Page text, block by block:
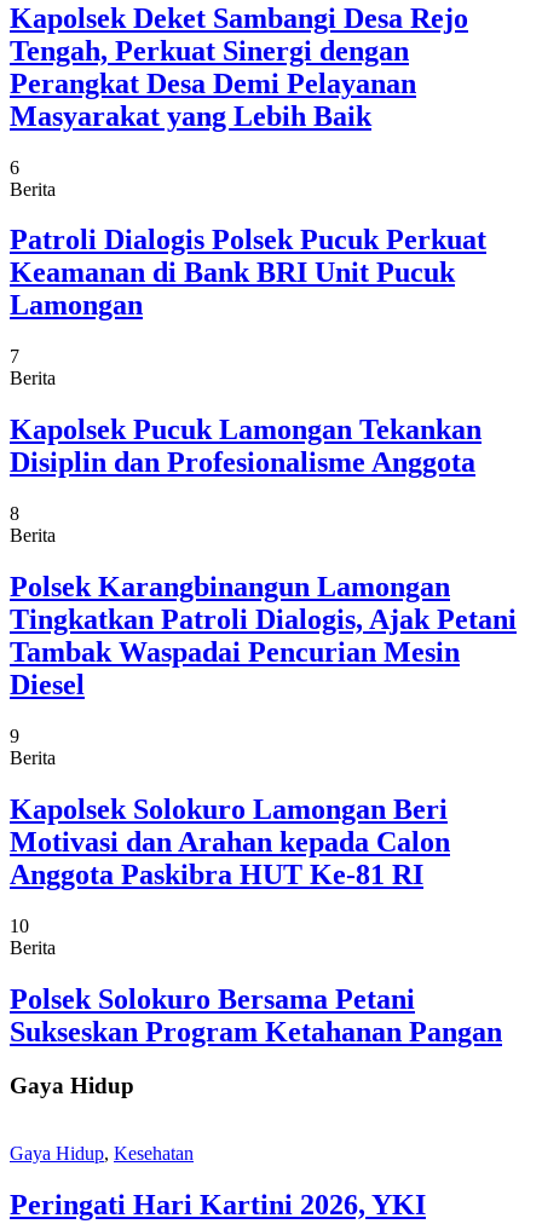
Kapolsek Deket Sambangi Desa Rejo
Tengah, Perkuat Sinergi dengan
Perangkat Desa Demi Pelayanan
Masyarakat yang Lebih Baik
6
Berita
Patroli Dialogis Polsek Pucuk Perkuat
Keamanan di Bank BRI Unit Pucuk
Lamongan
7
Berita
Kapolsek Pucuk Lamongan Tekankan
Disiplin dan Profesionalisme Anggota
8
Berita
Polsek Karangbinangun Lamongan
Tingkatkan Patroli Dialogis, Ajak Petani
Tambak Waspadai Pencurian Mesin
Diesel
9
Berita
Kapolsek Solokuro Lamongan Beri
Motivasi dan Arahan kepada Calon
Anggota Paskibra HUT Ke-81 RI
10
Berita
Polsek Solokuro Bersama Petani
Sukseskan Program Ketahanan Pangan
Gaya Hidup
Gaya Hidup, Kesehatan
Peringati Hari Kartini 2026, YKI